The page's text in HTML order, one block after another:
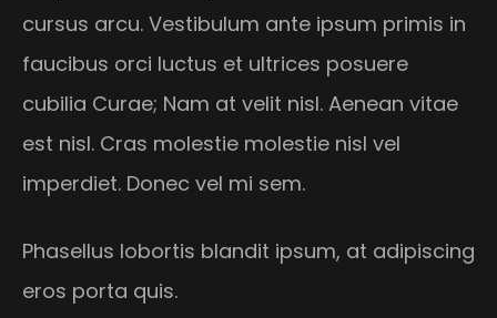
cursus arcu. Vestibulum ante ipsum primis in
faucibus orci luctus et ultrices posuere
cubilia Curae; Nam at velit nisl. Aenean vitae
est nisl. Cras molestie molestie nisl vel
imperdiet. Donec vel mi sem.
Phasellus lobortis blandit ipsum, at adipiscing
eros porta quis.